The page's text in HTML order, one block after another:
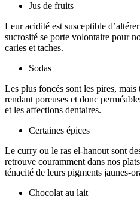
Jus de fruits
Leur acidité est susceptible
sucrosité se porte volontaire pour
caries et taches.
Sodas
Les plus foncés sont les pires,
rendant poreuses et donc
et les affections dentaires.
Certaines épices
Le curry ou le ras el-hanout sont
retrouve couramment dans nos
ténacité de leurs pigments jaunes-
Chocolat au lait